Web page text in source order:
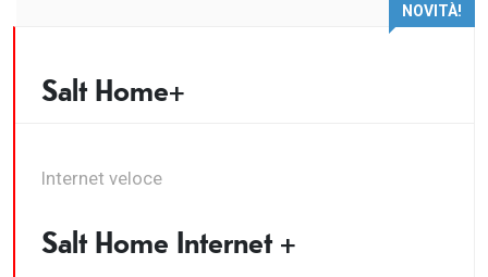
NOVITÀ!
Salt Home+
Internet veloce
Salt Home Internet +